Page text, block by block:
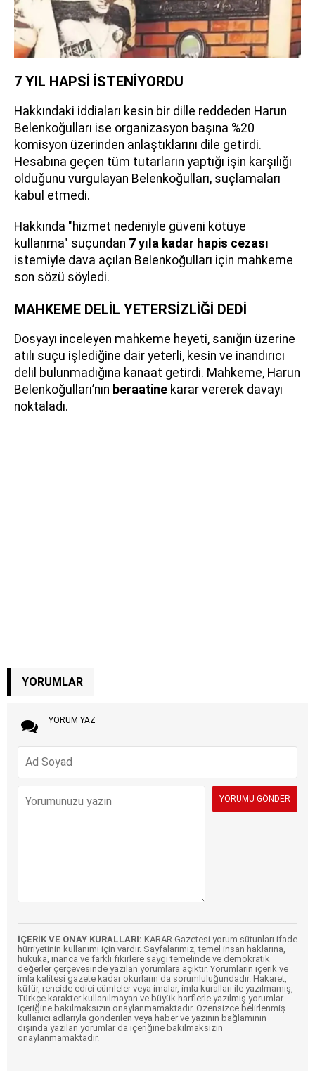
7 YIL HAPSİ İSTENİYORDU
Hakkındaki iddiaları kesin bir dille reddeden Harun
Belenkoğulları ise organizasyon başına %20
komisyon üzerinden anlaştıklarını dile getirdi.
Hesabına geçen tüm tutarların yaptığı işin karşılığı
olduğunu vurgulayan Belenkoğulları, suçlamaları
kabul etmedi.
Hakkında "hizmet nedeniyle güveni kötüye
kullanma" suçundan 7 yıla kadar hapis cezası
istemiyle dava açılan Belenkoğulları için mahkeme
son sözü söyledi.
MAHKEME DELİL YETERSİZLİĞİ DEDİ
Dosyayı inceleyen mahkeme heyeti, sanığın üzerine
atılı suçu işlediğine dair yeterli, kesin ve inandırıcı
delil bulunmadığına kanaat getirdi. Mahkeme, Harun
Belenkoğulları’nın beraatine karar vererek davayı
noktaladı.
YORUMLAR
YORUM YAZ
İÇERİK VE ONAY KURALLARI: KARAR Gazetesi yorum sütunları ifade
hürriyetinin kullanımı için vardır. Sayfalarımız, temel insan haklarına,
hukuka, inanca ve farklı fikirlere saygı temelinde ve demokratik
değerler çerçevesinde yazılan yorumlara açıktır. Yorumların içerik ve
imla kalitesi gazete kadar okurların da sorumluluğundadır. Hakaret,
küfür, rencide edici cümleler veya imalar, imla kuralları ile yazılmamış,
Türkçe karakter kullanılmayan ve büyük harflerle yazılmış yorumlar
içeriğine bakılmaksızın onaylanmamaktadır. Özensizce belirlenmiş
kullanıcı adlarıyla gönderilen veya haber ve yazının bağlamının
dışında yazılan yorumlar da içeriğine bakılmaksızın
onaylanmamaktadır.